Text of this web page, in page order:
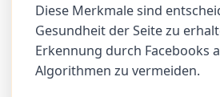
Diese Merkmale sind
Gesundheit der Seite zu
Erkennung durch Facebooks
Algorithmen zu vermeiden.